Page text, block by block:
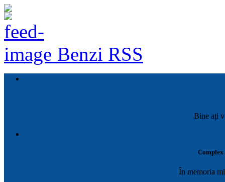
Benzi RSS
Bine ați
În memoria